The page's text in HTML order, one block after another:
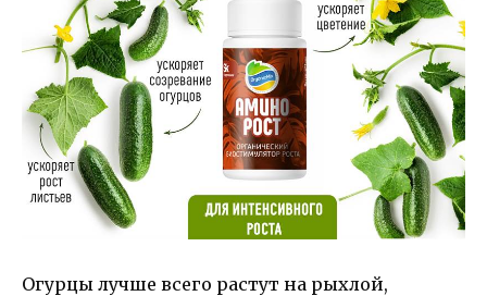
Огурцы лучше всего растут на рыхлой,